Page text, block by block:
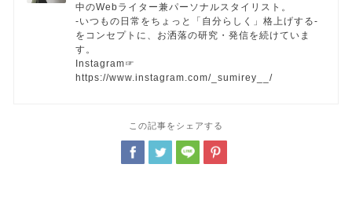
中のWebライター兼パーソナルスタイリスト。
-いつもの日常をちょっと「自分らしく」格上げする-
をコンセプトに、お洒落の研究・発信を続けていま
す。
Instagram☞
https://www.instagram.com/_sumirey__/
この記事をシェアする